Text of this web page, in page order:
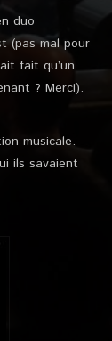
duo
(pas mal pour
fait qu’un
? Merci).
musicale.
ils savaient